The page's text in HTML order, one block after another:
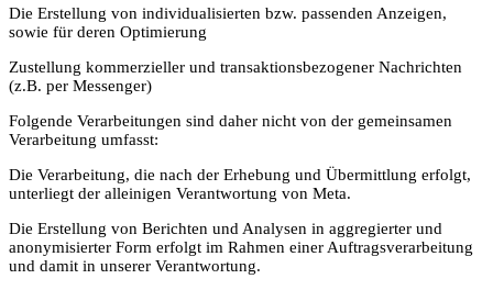
Die Erstellung von individualisierten bzw. passenden Anzeigen,
sowie für deren Optimierung
Zustellung kommerzieller und transaktionsbezogener Nachrichten
(z.B. per Messenger)
Folgende Verarbeitungen sind daher nicht von der gemeinsamen
Verarbeitung umfasst:
Die Verarbeitung, die nach der Erhebung und Übermittlung erfolgt,
unterliegt der alleinigen Verantwortung von Meta.
Die Erstellung von Berichten und Analysen in aggregierter und
anonymisierter Form erfolgt im Rahmen einer Auftragsverarbeitung
und damit in unserer Verantwortung.